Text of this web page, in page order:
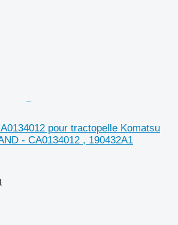
pour tractopelle Komatsu
- CA0134012 , 190432A1